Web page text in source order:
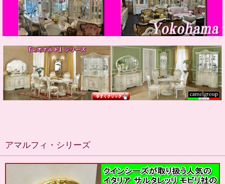
アマルフィ・シリーズ